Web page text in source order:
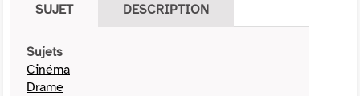
SUJET DESCRIPTION
Sujets
Cinéma
Drame